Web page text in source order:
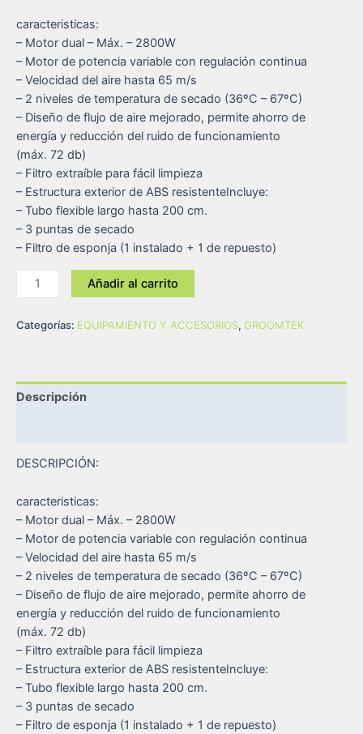
caracteristicas:
– Motor dual – Máx. – 2800W
– Motor de potencia variable con regulación continua
– Velocidad del aire hasta 65 m/s
– 2 niveles de temperatura de secado (36ºC – 67ºC)
– Diseño de flujo de aire mejorado, permite ahorro de
energía y reducción del ruido de funcionamiento
(máx. 72 db)
– Filtro extraíble para fácil limpieza
– Estructura exterior de ABS resistenteIncluye:
– Tubo flexible largo hasta 200 cm.
– 3 puntas de secado
– Filtro de esponja (1 instalado + 1 de repuesto)
Añadir al carrito
Categorías: EQUIPAMIENTO Y ACCESORIOS, GROOMTEK
Descripción
DESCRIPCIÓN:
caracteristicas:
– Motor dual – Máx. – 2800W
– Motor de potencia variable con regulación continua
– Velocidad del aire hasta 65 m/s
– 2 niveles de temperatura de secado (36ºC – 67ºC)
– Diseño de flujo de aire mejorado, permite ahorro de
energía y reducción del ruido de funcionamiento
(máx. 72 db)
– Filtro extraíble para fácil limpieza
– Estructura exterior de ABS resistenteIncluye:
– Tubo flexible largo hasta 200 cm.
– 3 puntas de secado
– Filtro de esponja (1 instalado + 1 de repuesto)